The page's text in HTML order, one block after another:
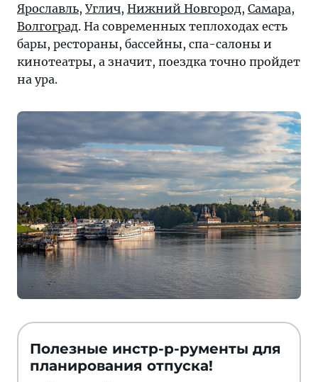
Ярославль, Углич, Нижний Новгород, Самара,
Волгоград. На современных теплоходах есть
бары, рестораны, бассейны, спа-салоны и
кинотеатры, а значит, поездка точно пройдет
на ура.
Полезные инстр-р-рументы для
планирования отпуска!